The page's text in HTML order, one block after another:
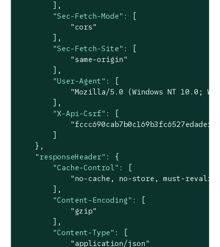
        ],
"Sec-Fetch-Mode" : [
"cors"
        ],
"Sec-Fetch-Site" : [
"same-origin"
        ],
"User-Agent" : [
"Mozilla/5.0 (Windows NT 10.0;
        ],
"X-Api-Csrf" : [
"fccc690cab7b0c169b3fc6527edadef3"
        ]
    },
"responseHeader" : {
"Cache-Control" : [
"no-cache, no-store, must-
        ],
"Content-Encoding" : [
"gzip"
        ],
"Content-Type" : [
"application/json"